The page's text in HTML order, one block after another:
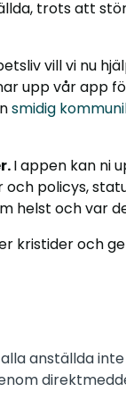
trots att
vill vi nu
upp vår app
smidig
I appen kan ni
policys,
helst och var
kristider och
anställda inte